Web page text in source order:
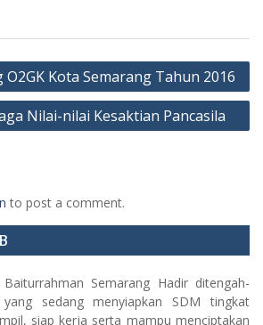
O2GK Kota Semarang Tahun 2016
Nilai-nilai Kesaktian Pancasila
to post a comment.
Semarang Hadir ditengah-
sedang menyiapkan SDM tingkat
siap kerja serta mampu menciptakan